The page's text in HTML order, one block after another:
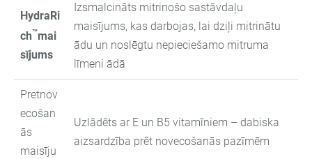
HydraRi
ch™mai
sījums
Izsmalcināts mitrinošo sastāvdaļu
maisījums, kas darbojas, lai dziļi mitrinātu
ādu un noslēgtu nepieciešamo mitruma
līmeni ādā
Pretnov
ecošan
ās
maisīju
Uzlādēts ar E un B5 vitamīniem – dabiska
aizsardzība prêt novecošanās pazīmēm